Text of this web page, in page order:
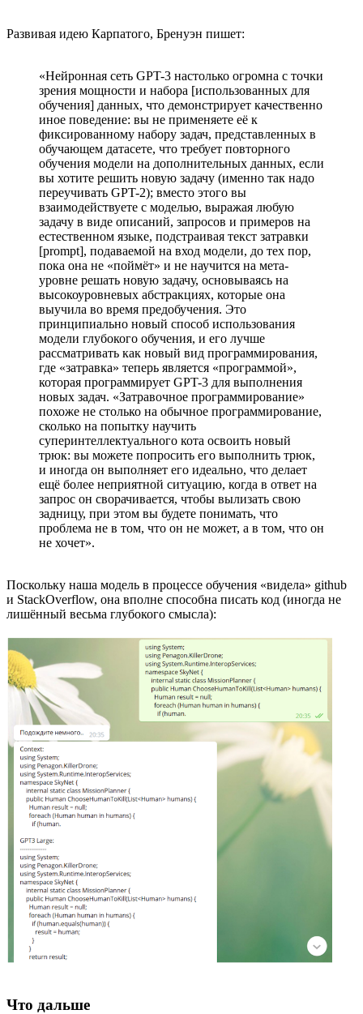
Развивая идею Карпатого, Бренуэн пишет:
«Нейронная сеть GPT-3 настолько огромна с точки
зрения мощности и набора [использованных для
обучения] данных, что демонстрирует качественно
иное поведение: вы не применяете её к
фиксированному набору задач, представленных в
обучающем датасете, что требует повторного
обучения модели на дополнительных данных, если
вы хотите решить новую задачу (именно так надо
переучивать GPT-2); вместо этого вы
взаимодействуете с моделью, выражая любую
задачу в виде описаний, запросов и примеров на
естественном языке, подстраивая текст затравки
[prompt], подаваемой на вход модели, до тех пор,
пока она не «поймёт» и не научится на мета-
уровне решать новую задачу, основываясь на
высокоуровневых абстракциях, которые она
выучила во время предобучения. Это
принципиально новый способ использования
модели глубокого обучения, и его лучше
рассматривать как новый вид программирования,
где «затравка» теперь является «программой»,
которая программирует GPT-3 для выполнения
новых задач. «Затравочное программирование»
похоже не столько на обычное программирование,
сколько на попытку научить
суперинтеллектуального кота освоить новый
трюк: вы можете попросить его выполнить трюк,
и иногда он выполняет его идеально, что делает
ещё более неприятной ситуацию, когда в ответ на
запрос он сворачивается, чтобы вылизать свою
задницу, при этом вы будете понимать, что
проблема не в том, что он не может, а в том, что он
не хочет».
Поскольку наша модель в процессе обучения «видела» github
и StackOverflow, она вполне способна писать код (иногда не
лишённый весьма глубокого смысла):
Что дальше